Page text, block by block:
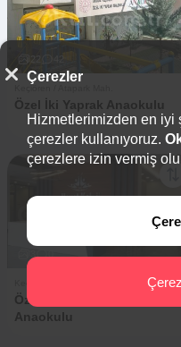
Özel İki Yaprak Anaokulu
Özel Ovacık Hayat Koleji
Anaokulu
Çerezler
Hizmetlerimizden en
çerezler kullanıyoruz.
çerezlere izin vermiş